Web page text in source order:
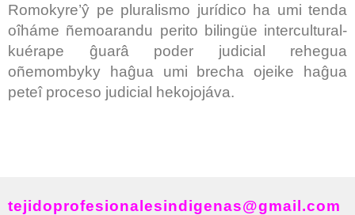
Romokyre’ŷ pe pluralismo jurídico ha umi tenda
oîháme ñemoarandu perito bilingüe intercultural-
kuérape ĝuarâ poder judicial rehegua
oñemombyky haĝua umi brecha ojeike haĝua
peteî proceso judicial hekojojáva.
tejidoprofesionalesindigenas@gmail.com